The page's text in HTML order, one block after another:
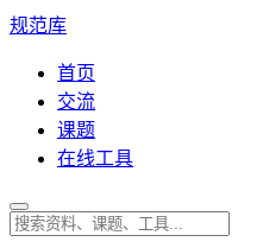
规范库
首页
交流
课题
在线工具